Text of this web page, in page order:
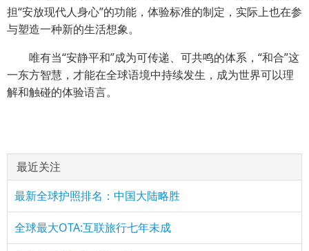
担“安放现代人身心”的功能，体验标准的制定，实际上也在参
与塑造一种新的生活想象。
唯有当“安静平和”成为可传递、可共鸣的体系，“和合”这
一东方智慧，才能在全球语境中持续发生，成为世界可以理
解和触碰的体验语言。
最近关注
最新全球护照排名：中国大陆略胜
全球最大OTA:互联旅行七年未成